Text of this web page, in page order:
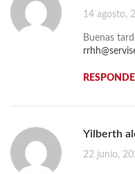
14 agosto,
Buenas
Yilberth
22 junio,